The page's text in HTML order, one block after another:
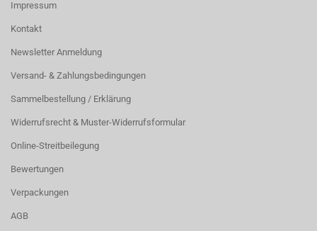
Impressum
Kontakt
Newsletter Anmeldung
Versand- & Zahlungsbedingungen
Sammelbestellung / Erklärung
Widerrufsrecht & Muster-Widerrufsformular
Online-Streitbeilegung
Bewertungen
Verpackungen
AGB